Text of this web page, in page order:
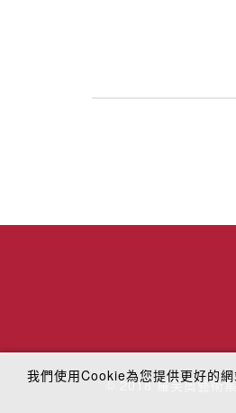
© 2018羅芙奧藝術
我們使用Cookie為您提供更好的